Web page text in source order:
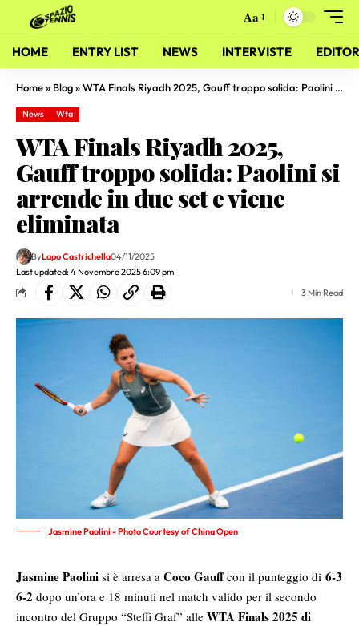
Aa
HOME ENTRY LIST NEWS INTERVISTE
Home» Blog»WTA Finals Riyadh 2025, Gauff troppo solida: Paolini si arrende in due set e viene eliminata
News Wta
WTA Finals Riyadh 2025,
Gauff troppo solida: Paolini si
arrende in due set e viene
eliminata
Last updated: 4 Novembre 2025 6:09 pm
ByLapo Castrichella04/11/2025
3 Min Read
Jasmine Paolini - Photo Courtesy of China Open
Jasmine Paolini si è arresa a Coco Gauffcon il punteggio di 6-3
6-2 dopo un’ora e 18 minuti nel match valido per il secondo
incontro del Gruppo “Steffi Graf” alle WTA Finals 2025 di